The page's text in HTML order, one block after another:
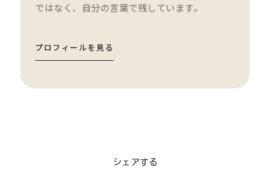
ではなく、自分の言葉で残しています。
プロフィールを見る
シェアする